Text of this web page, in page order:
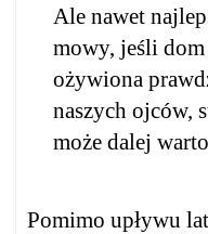
Ale nawet
mowy, jeśli
ożywiona
naszych ojców,
może dalej
Pomimo upływu